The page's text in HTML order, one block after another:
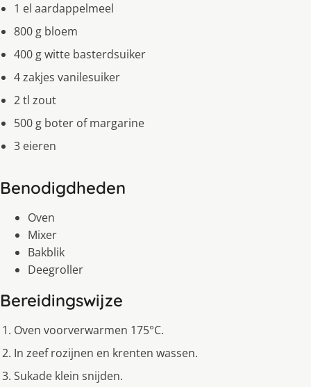
1 el aardappelmeel
800 g bloem
400 g witte basterdsuiker
4 zakjes vanilesuiker
2 tl zout
500 g boter of margarine
3 eieren
Benodigdheden
Oven
Mixer
Bakblik
Deegroller
Bereidingswijze
Oven voorverwarmen 175°C.
In zeef rozijnen en krenten wassen.
Sukade klein snijden.